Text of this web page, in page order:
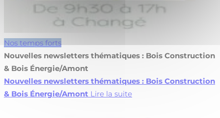
Nos temps forts
Nouvelles newsletters thématiques : Bois Construction
& Bois Énergie/Amont
Nouvelles newsletters thématiques : Bois Construction
& Bois Énergie/Amont Lire la suite